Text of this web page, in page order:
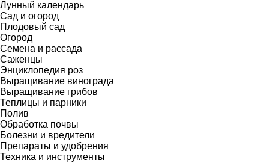
Лунный календарь
Сад и огород
Плодовый сад
Огород
Семена и рассада
Саженцы
Энциклопедия роз
Выращивание винограда
Выращивание грибов
Теплицы и парники
Полив
Обработка почвы
Болезни и вредители
Препараты и удобрения
Техника и инструменты